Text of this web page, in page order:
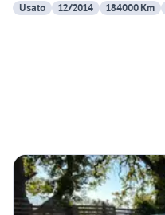
Usato
12/2014 184000 Km